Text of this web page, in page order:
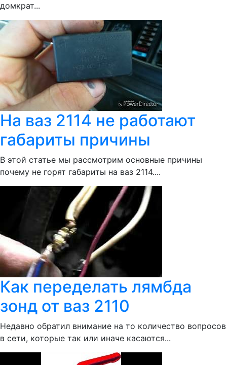
домкрат...
На ваз 2114 не работают
габариты причины
В этой статье мы рассмотрим основные причины
почему не горят габариты на ваз 2114....
Как переделать лямбда
зонд от ваз 2110
Недавно обратил внимание на то количество вопросов
в сети, которые так или иначе касаются...